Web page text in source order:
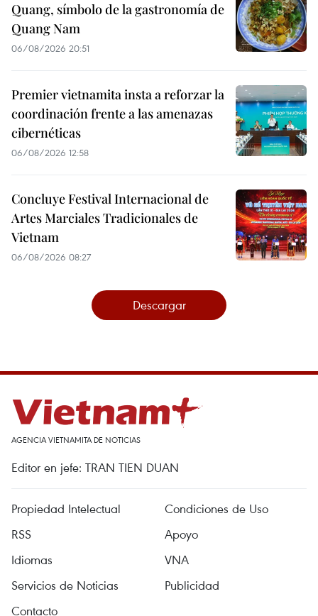
Quang, símbolo de la gastronomía de
Quang Nam
06/08/2026 20:51
Premier vietnamita insta a reforzar la
coordinación frente a las amenazas
cibernéticas
06/08/2026 12:58
Concluye Festival Internacional de
Artes Marciales Tradicionales de
Vietnam
06/08/2026 08:27
Descargar
AGENCIA VIETNAMITA DE NOTICIAS
Editor en jefe: TRAN TIEN DUAN
Propiedad Intelectual
Condiciones de Uso
RSS
Apoyo
Idiomas
VNA
Servicios de Noticias
Publicidad
Contacto